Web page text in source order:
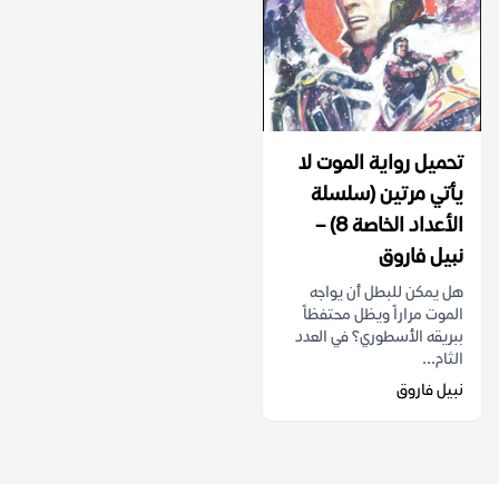
تحميل رواية الموت لا
يأتي مرتين (سلسلة
الأعداد الخاصة 8) –
نبيل فاروق
هل يمكن للبطل أن يواجه
الموت مراراً ويظل محتفظاً
ببريقه الأسطوري؟ في العدد
الثام...
نبيل فاروق